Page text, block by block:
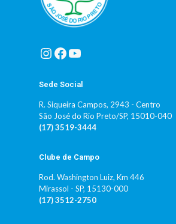
Instagram
Facebook
Youtube
Sede Social
R. Siqueira Campos, 2943 - Centro
São José do Rio Preto/SP, 15010-040
(17) 3519-3444
Clube de Campo
Rod. Washington Luiz, Km 446
Mirassol - SP, 15130-000
(17) 3512-2750